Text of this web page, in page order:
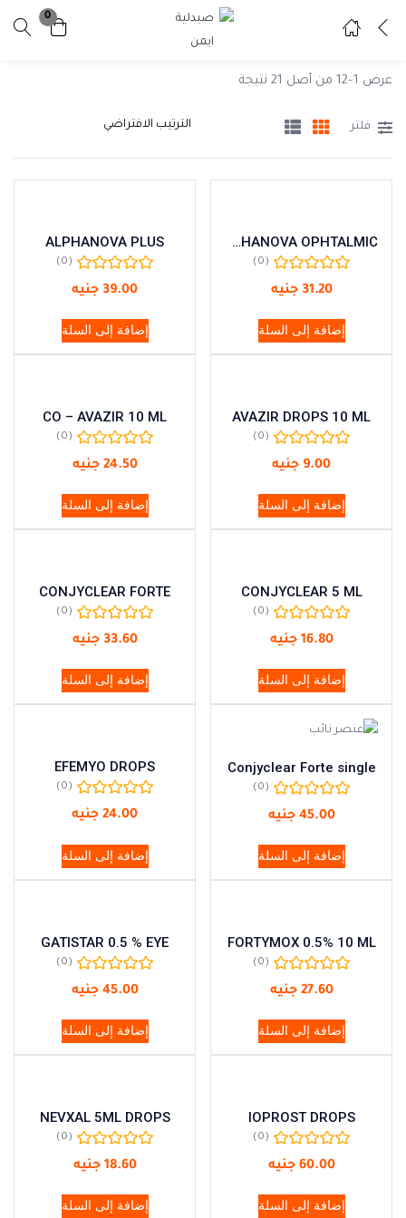
0
تسجيل
تذكرني نسيت كلمة المرور ؟
عرض 1–12 من أصل 21 نتيجة
فلتر
ALPHANOVA OPHTALMIC
(0)
31.20 جنيه
إضافة إلى السلة
ALPHANOVA PLUS
(0)
39.00 جنيه
إضافة إلى السلة
AVAZIR DROPS 10 ML
(0)
9.00 جنيه
إضافة إلى السلة
CO – AVAZIR 10 ML
(0)
24.50 جنيه
إضافة إلى السلة
CONJYCLEAR 5 ML
(0)
16.80 جنيه
إضافة إلى السلة
CONJYCLEAR FORTE
(0)
33.60 جنيه
إضافة إلى السلة
Conjyclear Forte single
(0)
45.00 جنيه
إضافة إلى السلة
EFEMYO DROPS
(0)
24.00 جنيه
إضافة إلى السلة
FORTYMOX 0.5% 10 ML
(0)
27.60 جنيه
إضافة إلى السلة
GATISTAR 0.5 % EYE
(0)
45.00 جنيه
إضافة إلى السلة
IOPROST DROPS
(0)
60.00 جنيه
إضافة إلى السلة
NEVXAL 5ML DROPS
(0)
18.60 جنيه
إضافة إلى السلة